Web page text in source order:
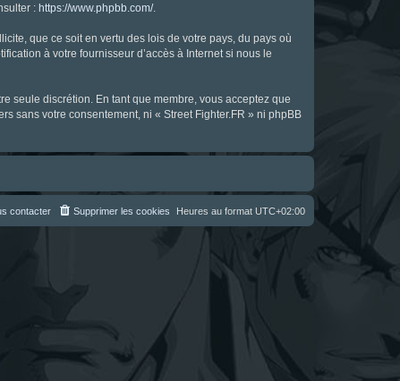
: https://www.phpbb.com/.
que ce soit en vertu des lois de votre pays, du pays où
à votre fournisseur d’accès à Internet si nous le
seule discrétion. En tant que membre, vous acceptez que
sans votre consentement, ni « Street Fighter.FR » ni phpBB
Heures au format UTC+02:00
Supprimer les cookies
contacter